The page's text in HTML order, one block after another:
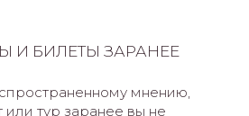
И БИЛЕТЫ ЗАРАНЕЕ
мнению,
тур заранее вы не